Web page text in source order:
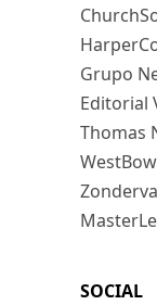
Grupo
Editorial
Thomas
SOCIAL